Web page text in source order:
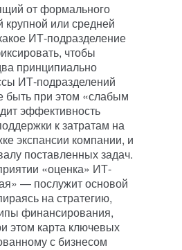
от формального
крупной или средней
ИТ-подразделение
чтобы
принципиально
ИТ-подразделений
быть при этом «слабым
эффективность
к затратам на
экспансии компании, и
поставленных задач.
«оценка» ИТ-
— послужит основой
на стратегию,
финансирования,
этом карта ключевых
с бизнесом